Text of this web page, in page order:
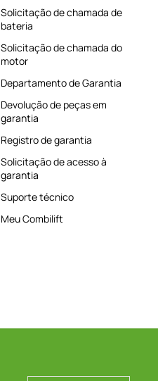
Solicitação de chamada de
bateria
Solicitação de chamada do
motor
Departamento de Garantia
Devolução de peças em
garantia
Registro de garantia
Solicitação de acesso à
garantia
Suporte técnico
Meu Combilift